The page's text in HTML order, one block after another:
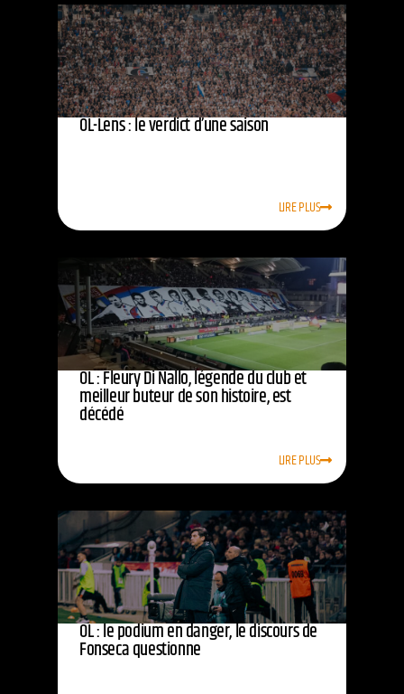
OL-Lens : le verdict d’une saison
LIRE PLUS
OL : Fleury Di Nallo, légende du club et
meilleur buteur de son histoire, est
décédé
LIRE PLUS
OL : le podium en danger, le discours de
Fonseca questionne